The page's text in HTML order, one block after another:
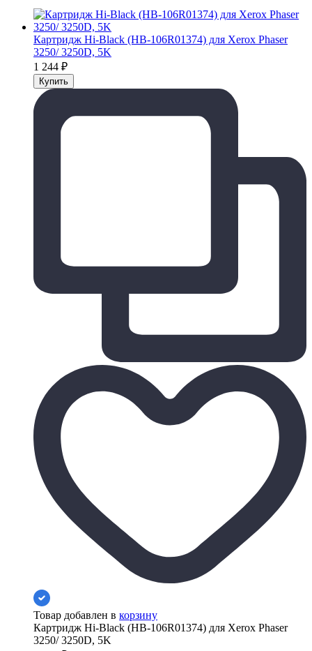
Картридж Hi-Black (HB-106R01374) для Xerox Phaser
3250/ 3250D, 5K
1 244 ₽
Товар добавлен в корзину
Картридж Hi-Black (HB-106R01374) для Xerox Phaser
3250/ 3250D, 5K